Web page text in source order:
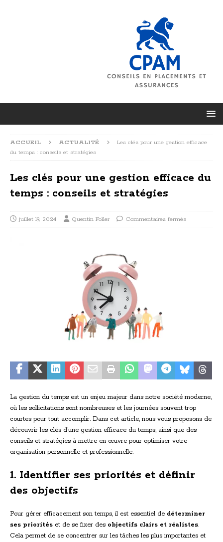
ACCUEIL ACTUALITÉ
Les clés pour une gestion efficace
du temps : conseils et stratégies
Les clés pour une gestion efficace du
temps : conseils et stratégies
juillet 19, 2024 Quentin Foller Commentaires fermés
La gestion du temps est un enjeu majeur dans notre société moderne,
où les sollicitations sont nombreuses et les journées souvent trop
courtes pour tout accomplir. Dans cet article, nous vous proposons de
découvrir les clés d’une gestion efficace du temps, ainsi que des
conseils et stratégies à mettre en œuvre pour optimiser votre
organisation personnelle et professionnelle.
1. Identifier ses priorités et définir
des objectifs
Pour gérer efficacement son temps, il est essentiel de déterminer
ses priorités et de se fixer des objectifs clairs et réalistes.
Cela permet de se concentrer sur les tâches les plus importantes et